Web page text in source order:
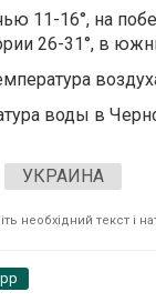
11-16°, на
26-31°, в
воды в
УКРАИНА
необхідний текст і